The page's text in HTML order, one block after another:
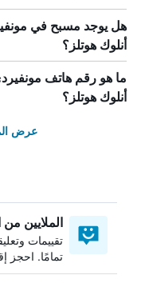
هل يوجد مسبح في
أنلوك هوتلز؟
ما هو رقم هاتف
أنلوك هوتلز؟
عرض
الملايين من
تقييمات
تمامًا. احجز